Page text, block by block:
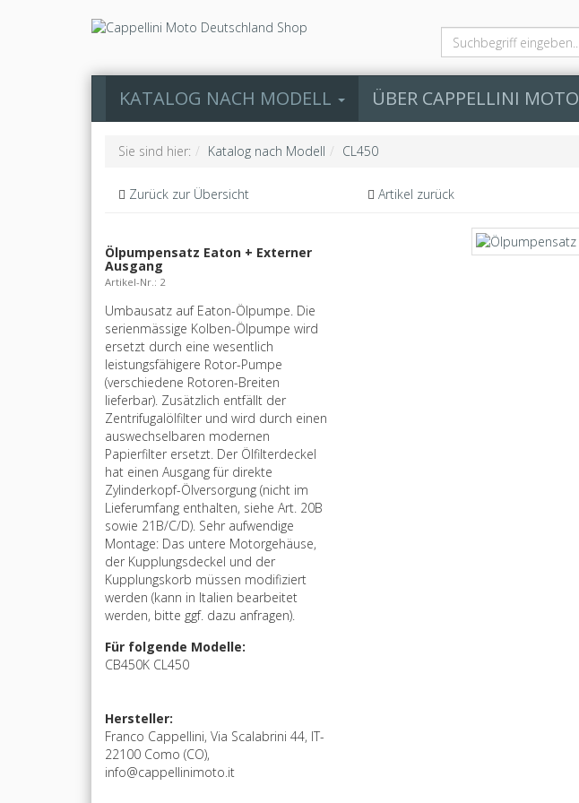
KATALOG NACH MODELL ÜBER CAPPELLINI MOTO
Sie sind hier: Katalog nach Modell CL450
Zurück zur Übersicht Artikel zurück
Ölpumpensatz Eaton + Externer
Ausgang
Artikel-Nr.: 2
Umbausatz auf Eaton-Ölpumpe. Die
serienmässige Kolben-Ölpumpe wird
ersetzt durch eine wesentlich
leistungsfähigere Rotor-Pumpe
(verschiedene Rotoren-Breiten
lieferbar). Zusätzlich entfällt der
Zentrifugalölfilter und wird durch einen
auswechselbaren modernen
Papierfilter ersetzt. Der Ölfilterdeckel
hat einen Ausgang für direkte
Zylinderkopf-Ölversorgung (nicht im
Lieferumfang enthalten, siehe Art. 20B
sowie 21B/C/D). Sehr aufwendige
Montage: Das untere Motorgehäuse,
der Kupplungsdeckel und der
Kupplungskorb müssen modifiziert
werden (kann in Italien bearbeitet
werden, bitte ggf. dazu anfragen).
Für folgende Modelle:
CB450K CL450
Hersteller:
Franco Cappellini, Via Scalabrini 44, IT-
22100 Como (CO),
info@cappellinimoto.it